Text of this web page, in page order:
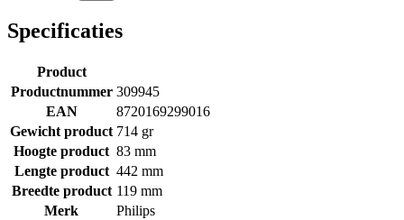
Specificaties
Product
Productnummer 309945
EAN
8720169299016
Gewicht product 714 gr
Hoogte product 83 mm
Lengte product 442 mm
Breedte product 119 mm
Merk
Philips